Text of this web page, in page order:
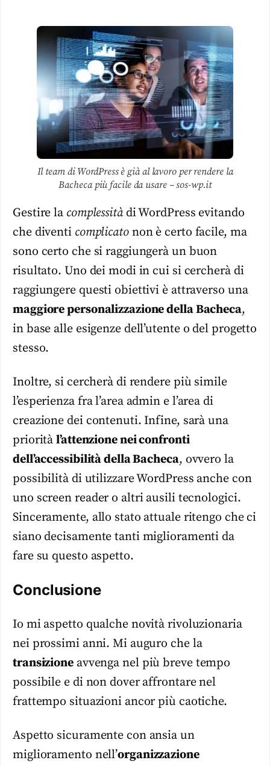
Il team di WordPress è già al lavoro per rendere la
Bacheca più facile da usare – sos-wp.it
Gestire la complessitàdi WordPress evitando
che diventi complicatonon è certo facile, ma
sono certo che si raggiungerà un buon
risultato. Uno dei modi in cui si cercherà di
raggiungere questi obiettivi è attraverso una
maggiore personalizzazione della Bacheca,
in base alle esigenze dell’utente o del progetto
stesso.
Inoltre, si cercherà di rendere più simile
l’esperienza fra l’area admin e l’area di
creazione dei contenuti. Infine, sarà una
prioritàl’attenzione nei confronti
dell’accessibilità della Bacheca, ovvero la
possibilità di utilizzare WordPress anche con
uno screen reader o altri ausili tecnologici.
Sinceramente, allo stato attuale ritengo che ci
siano decisamente tanti miglioramenti da
fare su questo aspetto.
Conclusione
Io mi aspetto qualche novità rivoluzionaria
nei prossimi anni. Mi auguro che la
transizioneavvenga nel più breve tempo
possibile e di non dover affrontare nel
frattempo situazioni ancor più caotiche.
Aspetto sicuramente con ansia un
miglioramento nell’organizzazione